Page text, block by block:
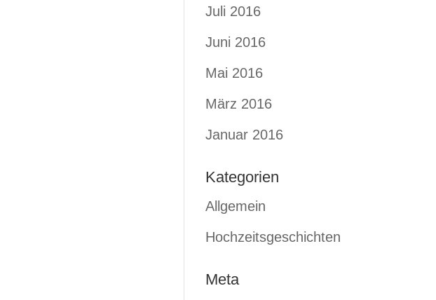
Juli 2016
Juni 2016
Mai 2016
März 2016
Januar 2016
Kategorien
Allgemein
Hochzeitsgeschichten
Meta